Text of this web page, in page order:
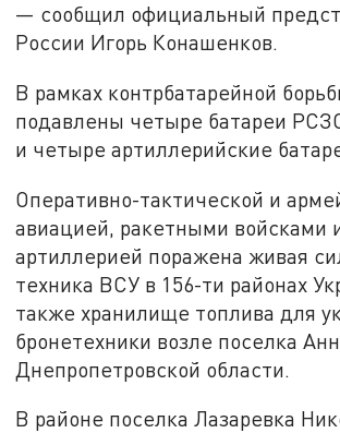
— сообщил официальный
России Игорь Конашенков.
В рамках контрбатарейной
подавлены четыре батареи
и четыре артиллерийские
Оперативно-тактической и
авиацией, ракетными войсками
артиллерией поражена живая
техника ВСУ в 156-ти районах
также хранилище топлива для
бронетехники возле поселка
Днепропетровской области.
В районе поселка Лазаревка